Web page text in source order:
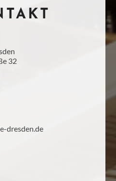
32
dresden.de